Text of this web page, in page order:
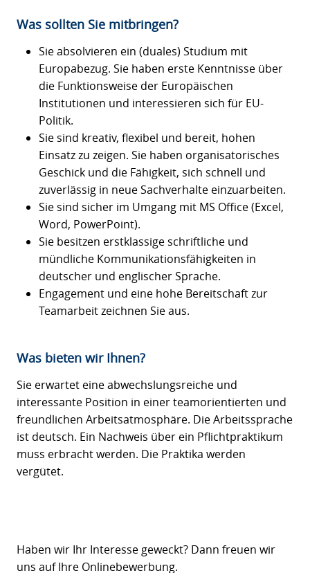
Was sollten Sie mitbringen?
Sie absolvieren ein (duales) Studium mit
Europabezug. Sie haben erste Kenntnisse über
die Funktionsweise der Europäischen
Institutionen und interessieren sich für EU-
Politik.
Sie sind kreativ, flexibel und bereit, hohen
Einsatz zu zeigen. Sie haben organisatorisches
Geschick und die Fähigkeit, sich schnell und
zuverlässig in neue Sachverhalte einzuarbeiten.
Sie sind sicher im Umgang mit MS Office (Excel,
Word, PowerPoint).
Sie besitzen erstklassige schriftliche und
mündliche Kommunikationsfähigkeiten in
deutscher und englischer Sprache.
Engagement und eine hohe Bereitschaft zur
Teamarbeit zeichnen Sie aus.
Was bieten wir Ihnen?
Sie erwartet eine abwechslungsreiche und
interessante Position in einer teamorientierten und
freundlichen Arbeitsatmosphäre. Die Arbeitssprache
ist deutsch. Ein Nachweis über ein Pflichtpraktikum
muss erbracht werden. Die Praktika werden
vergütet.
Haben wir Ihr Interesse geweckt? Dann freuen wir
uns auf Ihre Onlinebewerbung.